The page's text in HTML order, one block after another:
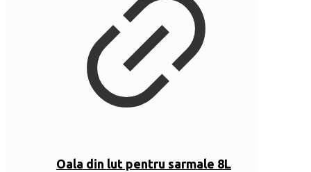
Oala din lut pentru sarmale 8L